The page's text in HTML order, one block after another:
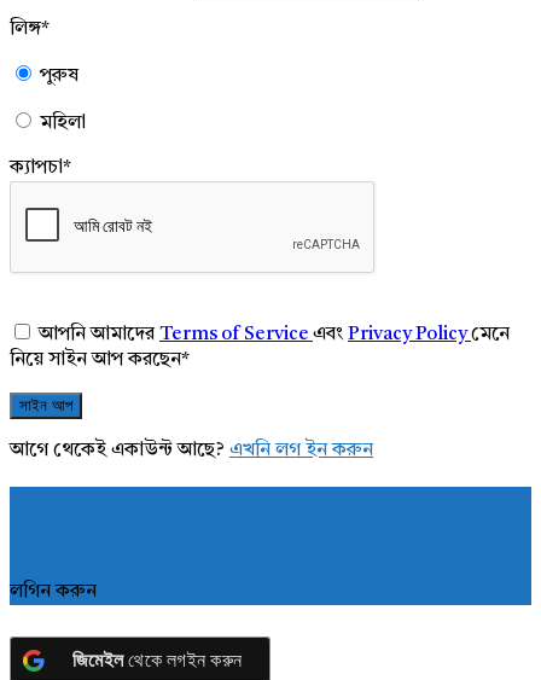
লিঙ্গ*
পুরুষ
মহিলা
ক্যাপচা*
আপনি আমাদেরTerms of Service এবং Privacy Policyমেনে
নিয়ে সাইন আপ করছেন*
আগে থেকেই একাউন্ট আছে? এখনি লগ ইন করুন
লগিন করুন
জিমেইলথেকে লগইন করুন